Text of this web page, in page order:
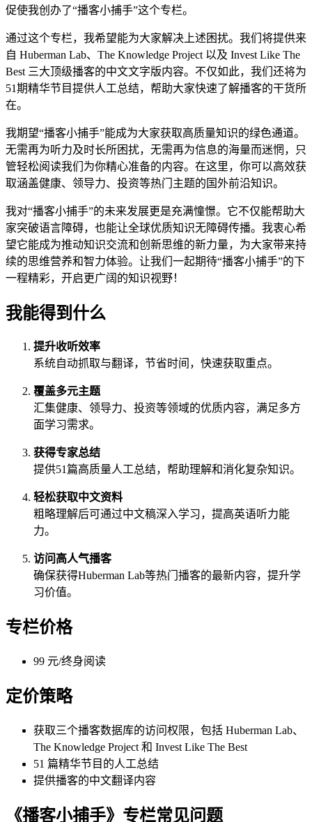
促使我创办了“播客小捕手”这个专栏。
通过这个专栏，我希望能为大家解决上述困扰。我们将提供来
自 Huberman Lab、The Knowledge Project 以及 Invest Like The
Best 三大顶级播客的中文文字版内容。不仅如此，我们还将为
51期精华节目提供人工总结，帮助大家快速了解播客的干货所
在。
我期望“播客小捕手”能成为大家获取高质量知识的绿色通道。
无需再为听力及时长所困扰，无需再为信息的海量而迷惘，只
管轻松阅读我们为你精心准备的内容。在这里，你可以高效获
取涵盖健康、领导力、投资等热门主题的国外前沿知识。
我对“播客小捕手”的未来发展更是充满憧憬。它不仅能帮助大
家突破语言障碍，也能让全球优质知识无障碍传播。我衷心希
望它能成为推动知识交流和创新思维的新力量，为大家带来持
续的思维营养和智力体验。让我们一起期待“播客小捕手”的下
一程精彩，开启更广阔的知识视野！
我能得到什么
提升收听效率
系统自动抓取与翻译，节省时间，快速获取重点。
覆盖多元主题
汇集健康、领导力、投资等领域的优质内容，满足多方
面学习需求。
获得专家总结
提供51篇高质量人工总结，帮助理解和消化复杂知识。
轻松获取中文资料
粗略理解后可通过中文稿深入学习，提高英语听力能
力。
访问高人气播客
确保获得Huberman Lab等热门播客的最新内容，提升学
习价值。
专栏价格
99 元/终身阅读
定价策略
获取三个播客数据库的访问权限，包括 Huberman Lab、
The Knowledge Project 和 Invest Like The Best
51 篇精华节目的人工总结
提供播客的中文翻译内容
《播客小捕手》专栏常见问题